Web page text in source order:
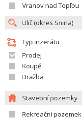
Vranov nad Topľou
Typ inzerátu
Prodej
Koupě
Dražba
Stavební pozemky
Rekreační pozemek